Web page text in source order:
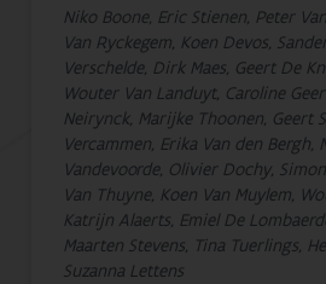
Niko Boone, Eric Stienen, Peter
Van Ryckegem, Koen Devos,
Verschelde, Dirk Maes, Geert De
Wouter Van Landuyt, Caroline
Neirynck, Marijke Thoonen, Geert
Vercammen, Erika Van den Bergh,
Vandevoorde, Olivier Dochy,
Van Thuyne, Koen Van Muylem,
Katrijn Alaerts, Emiel De
Maarten Stevens, Tina Tuerlings,
Suzanna Lettens